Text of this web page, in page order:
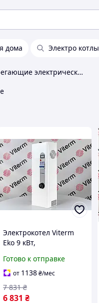
дома Электро котлы
Энергосберегающие электрические котлы
Электрокотел Viterm
Eko 9 кВт,
бойлер, электрический
котел отопления
Готово к отправке
от 1138₴/мес
6 831 ₴
7 831 ₴